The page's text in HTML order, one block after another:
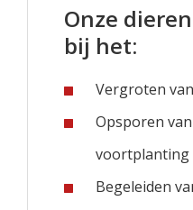
Onze
bij het:
Vergroten
Opsporen
voortplanting
Begeleiden